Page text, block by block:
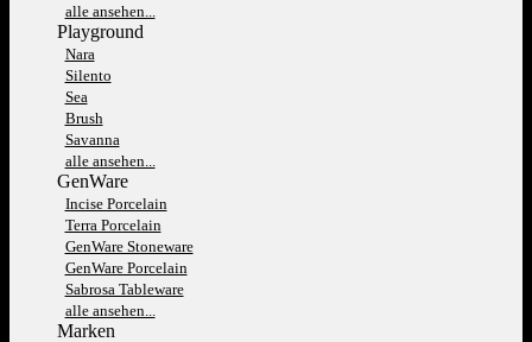
alle ansehen...
Playground
Nara
Silento
Sea
Brush
Savanna
alle ansehen...
GenWare
Incise Porcelain
Terra Porcelain
GenWare Stoneware
GenWare Porcelain
Sabrosa Tableware
alle ansehen...
Marken